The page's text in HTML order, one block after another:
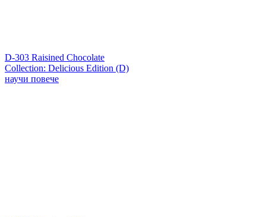
D-303 Raisined Chocolate
Collection: Delicious Edition (D)
научи повече